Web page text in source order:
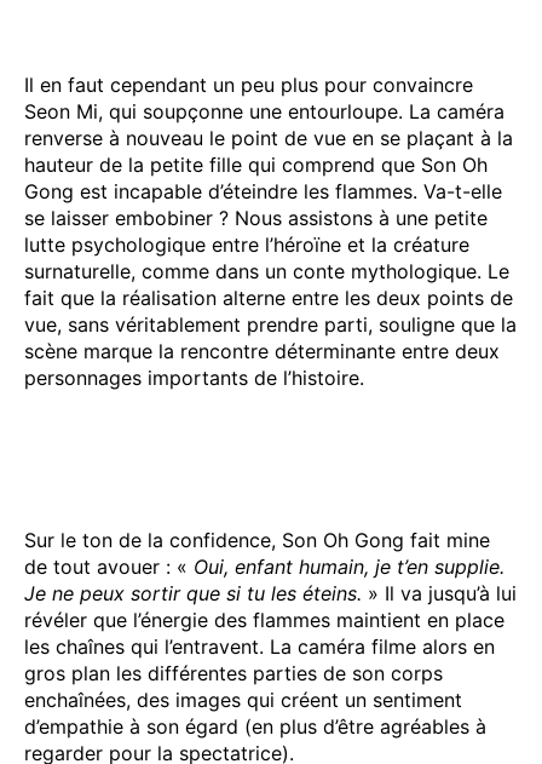
Il en faut cependant un peu plus pour convaincre
Seon Mi, qui soupçonne une entourloupe. La caméra
renverse à nouveau le point de vue en se plaçant à la
hauteur de la petite fille qui comprend que Son Oh
Gong est incapable d’éteindre les flammes. Va-t-elle
se laisser embobiner ? Nous assistons à une petite
lutte psychologique entre l’héroïne et la créature
surnaturelle, comme dans un conte mythologique. Le
fait que la réalisation alterne entre les deux points de
vue, sans véritablement prendre parti, souligne que la
scène marque la rencontre déterminante entre deux
personnages importants de l’histoire.
Sur le ton de la confidence, Son Oh Gong fait mine
de tout avouer : « Oui, enfant humain, je t’en supplie.
Je ne peux sortir que si tu les éteins. » Il va jusqu’à lui
révéler que l’énergie des flammes maintient en place
les chaînes qui l’entravent. La caméra filme alors en
gros plan les différentes parties de son corps
enchaînées, des images qui créent un sentiment
d’empathie à son égard (en plus d’être agréables à
regarder pour la spectatrice).